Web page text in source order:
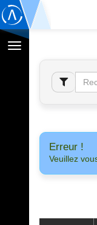
Afficher
Erreur !
Veuillez